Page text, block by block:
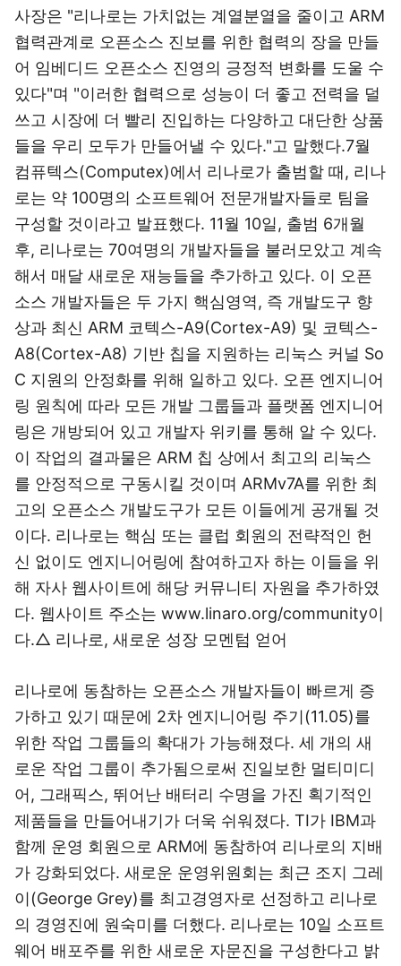
사장은 "리나로는 가치없는 계열분열을 줄이고 ARM
협력관계로 오픈소스 진보를 위한 협력의 장을 만들
어 임베디드 오픈소스 진영의 긍정적 변화를 도울 수
있다"며 "이러한 협력으로 성능이 더 좋고 전력을 덜
쓰고 시장에 더 빨리 진입하는 다양하고 대단한 상품
들을 우리 모두가 만들어낼 수 있다."고 말했다.7월
컴퓨텍스(Computex)에서 리나로가 출범할 때, 리나
로는 약 100명의 소프트웨어 전문개발자들로 팀을
구성할 것이라고 발표했다. 11월 10일, 출범 6개월
후, 리나로는 70여명의 개발자들을 불러모았고 계속
해서 매달 새로운 재능들을 추가하고 있다. 이 오픈
소스 개발자들은 두 가지 핵심영역, 즉 개발도구 향
상과 최신 ARM 코텍스-A9(Cortex-A9) 및 코텍스-
A8(Cortex-A8) 기반 칩을 지원하는 리눅스 커널 So
C 지원의 안정화를 위해 일하고 있다. 오픈 엔지니어
링 원칙에 따라 모든 개발 그룹들과 플랫폼 엔지니어
링은 개방되어 있고 개발자 위키를 통해 알 수 있다.
이 작업의 결과물은 ARM 칩 상에서 최고의 리눅스
를 안정적으로 구동시킬 것이며 ARMv7A를 위한 최
고의 오픈소스 개발도구가 모든 이들에게 공개될 것
이다. 리나로는 핵심 또는 클럽 회원의 전략적인 헌
신 없이도 엔지니어링에 참여하고자 하는 이들을 위
해 자사 웹사이트에 해당 커뮤니티 자원을 추가하였
다. 웹사이트 주소는 www.linaro.org/community이
다.△ 리나로, 새로운 성장 모멘텀 얻어
리나로에 동참하는 오픈소스 개발자들이 빠르게 증
가하고 있기 때문에 2차 엔지니어링 주기(11.05)를
위한 작업 그룹들의 확대가 가능해졌다. 세 개의 새
로운 작업 그룹이 추가됨으로써 진일보한 멀티미디
어, 그래픽스, 뛰어난 배터리 수명을 가진 획기적인
제품들을 만들어내기가 더욱 쉬워졌다. TI가 IBM과
함께 운영 회원으로 ARM에 동참하여 리나로의 지배
가 강화되었다. 새로운 운영위원회는 최근 조지 그레
이(George Grey)를 최고경영자로 선정하고 리나로
의 경영진에 원숙미를 더했다. 리나로는 10일 소프트
웨어 배포주를 위한 새로운 자문진을 구성한다고 밝